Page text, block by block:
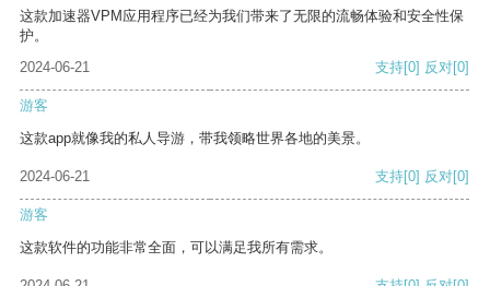
这款加速器VPM应用程序已经为我们带来了无限的流畅体验和安全性保
护。
2024-06-21
支持[0] 反对[0]
游客
这款app就像我的私人导游，带我领略世界各地的美景。
2024-06-21 支持[0] 反对[0]
游客
这款软件的功能非常全面，可以满足我所有需求。